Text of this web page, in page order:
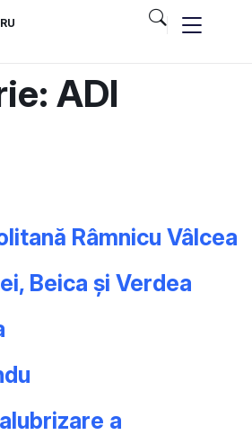
ADI
Râmnicu Vâlcea
Beica și Verdea
a